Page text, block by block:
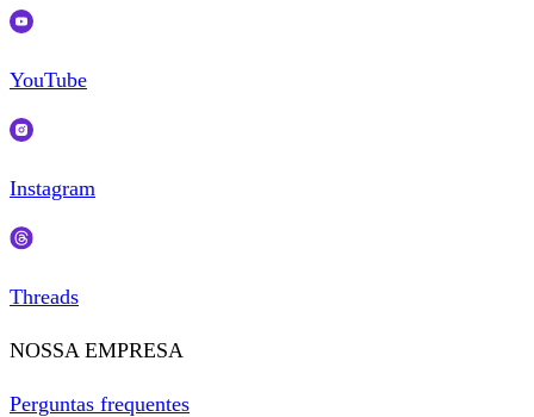
YouTube
Instagram
Threads
NOSSA EMPRESA
Perguntas frequentes